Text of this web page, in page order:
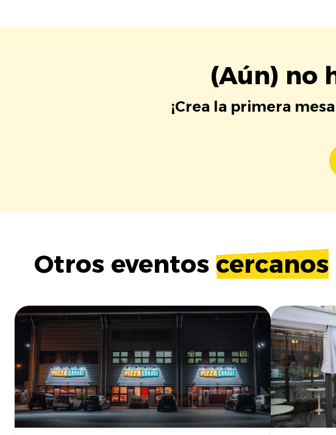
(Aún) no
¡Crea la primera
Otros eventos cercanos